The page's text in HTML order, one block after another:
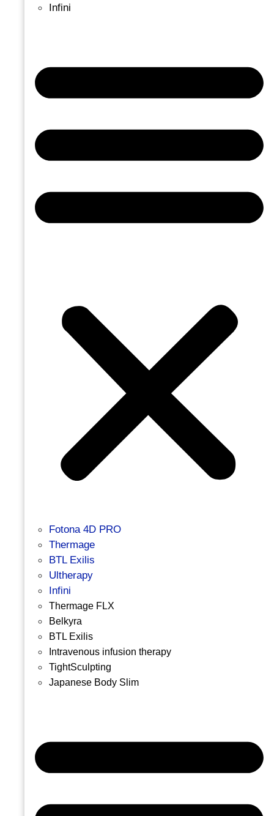
Infini
Fotona 4D PRO
Thermage
BTL Exilis
Ultherapy
Infini
Thermage FLX
Belkyra
BTL Exilis
Intravenous infusion therapy
TightSculpting
Japanese Body Slim